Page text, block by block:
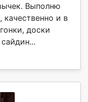
Выполню
и в
доски